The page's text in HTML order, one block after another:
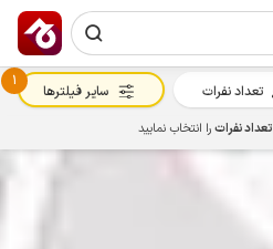
تعداد نفرات
1
سایر فیلترها
تعداد نفراترا انتخاب نمایید